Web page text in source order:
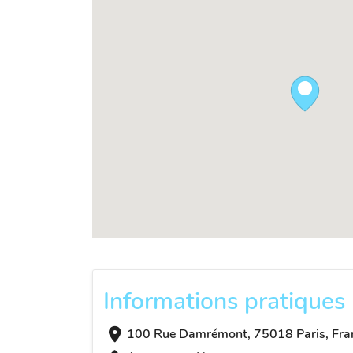
Informations pratiques
100 Rue Damrémont, 75018 Paris,